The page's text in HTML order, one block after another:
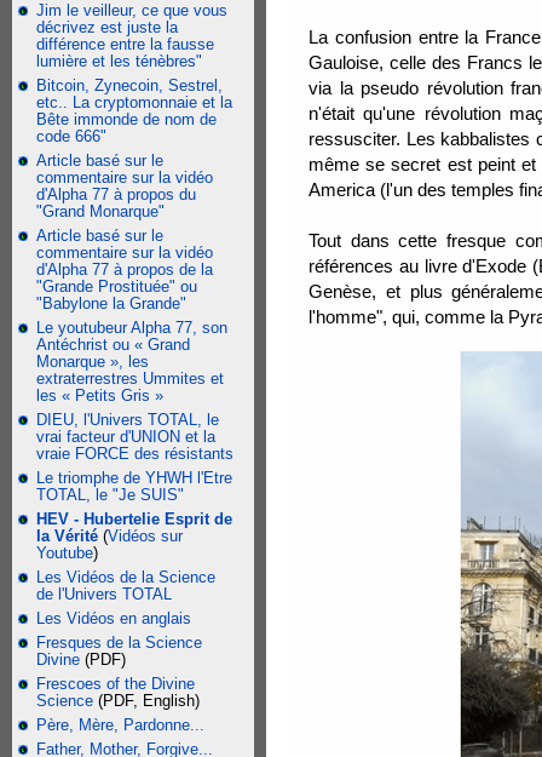
Jim le veilleur, ce que vous
décrivez est juste la
différence entre la fausse
lumière et les ténèbres"
Bitcoin, Zynecoin, Sestrel,
etc.. La cryptomonnaie et la
Bête immonde de nom de
code 666"
Article basé sur le
commentaire sur la vidéo
d'Alpha 77 à propos du
"Grand Monarque"
Article basé sur le
commentaire sur la vidéo
d'Alpha 77 à propos de la
"Grande Prostituée" ou
"Babylone la Grande"
Le youtubeur Alpha 77, son
Antéchrist ou « Grand
Monarque », les
extraterrestres Ummites et
les « Petits Gris »
DIEU, l'Univers TOTAL, le
vrai facteur d'UNION et la
vraie FORCE des résistants
Le triomphe de YHWH l'Etre
TOTAL, le "Je SUIS"
HEV - Hubertelie Esprit de
la Vérité (Vidéos sur
Youtube)
Les Vidéos de la Science
de l'Univers TOTAL
Les Vidéos en anglais
Fresques de la Science
Divine (PDF)
Frescoes of the Divine
Science (PDF, English)
Père, Mère, Pardonne...
Father, Mother, Forgive...
La confusion entre la
Gauloise, celle des Francs
via la pseudo révolution
n'était qu'une révolution
ressusciter. Les kabbalistes
même se secret est peint
America (l'un des temples
Tout dans cette fresque
références au livre d'Exode
Genèse, et plus
l'homme", qui, comme la